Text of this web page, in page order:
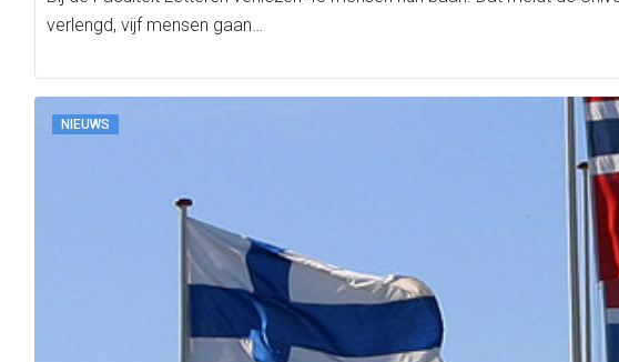
verlengd, vijf mensen gaan…
NIEUWS